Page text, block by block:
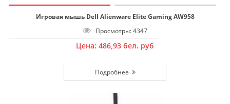
Игровая мышь Dell Alienware Elite Gaming AW958
Просмотры: 4347
Цена: 486,93 бел. руб